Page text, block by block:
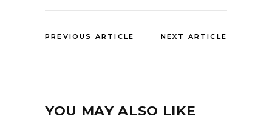
PREVIOUS ARTICLE NEXT ARTICLE
YOU MAY ALSO LIKE